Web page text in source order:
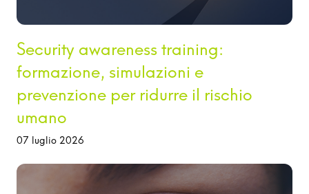
Security awareness training:
formazione, simulazioni e
prevenzione per ridurre il rischio
umano
07 luglio 2026